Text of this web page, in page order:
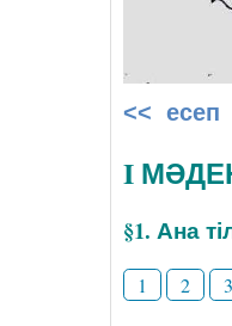
<< есеп
I
§1. Ана
1 2 3